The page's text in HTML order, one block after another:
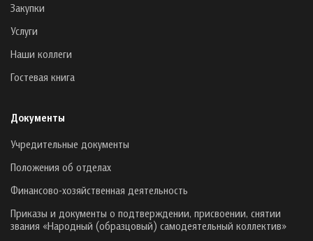
Закупки
Услуги
Наши коллеги
Гостевая книга
Документы
Учредительные документы
Положения об отделах
Финансово-хозяйственная деятельность
Приказы и документы о подтверждении, присвоении, снятии
звания «Народный (образцовый) самодеятельный коллектив»